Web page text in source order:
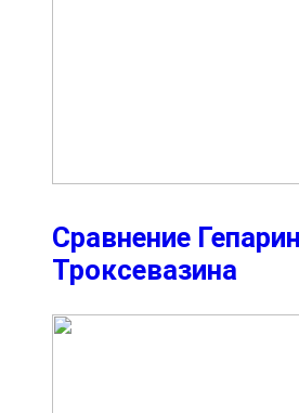
Сравнение
Троксевазина